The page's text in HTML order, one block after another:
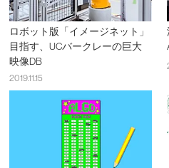
ロボット版「イメージネット」
目指す、UCバークレーの巨大
映像DB
2019.11.15